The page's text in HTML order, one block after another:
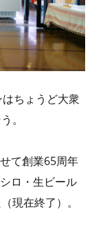
はちょうど大衆
。
て創業65周年
ロ・生ビール
現在終了）。